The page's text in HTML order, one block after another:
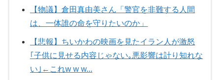
【物議】倉田真由美さん「警官を非難する人間
は、一体誰の命を守りたいのか」
【悲報】ちいかわの映画を見たイラン人が激怒
｢子供に見せる内容じゃない｡悪影響は計り知れな
い｣←これw w w...